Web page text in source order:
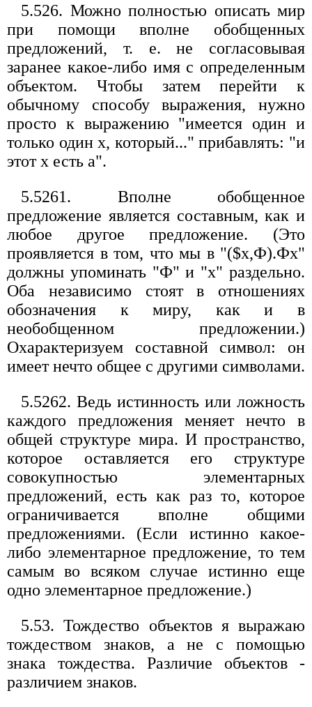
5.526. Можно полностью описать мир
при помощи вполне обобщенных
предложений, т. е. не согласовывая
заранее какое-либо имя с определенным
объектом. Чтобы затем перейти к
обычному способу выражения, нужно
просто к выражению "имеется один и
только один х, который..." прибавлять: "и
этот х есть а".
5.5261. Вполне обобщенное
предложение является составным, как и
любое другое предложение. (Это
проявляется в том, что мы в "($х,Ф).Фх"
должны упоминать "Ф" и "x" раздельно.
Оба независимо стоят в отношениях
обозначения к миру, как и в
необобщенном предложении.)
Охарактеризуем составной символ: он
имеет нечто общее с другими символами.
5.5262. Ведь истинность или ложность
каждого предложения меняет нечто в
общей структуре мира. И пространство,
которое оставляется его структуре
совокупностью элементарных
предложений, есть как раз то, которое
ограничивается вполне общими
предложениями. (Если истинно какое-
либо элементарное предложение, то тем
самым во всяком случае истинно еще
одно элементарное предложение.)
5.53. Тождество объектов я выражаю
тождеством знаков, а не с помощью
знака тождества. Различие объектов -
различием знаков.